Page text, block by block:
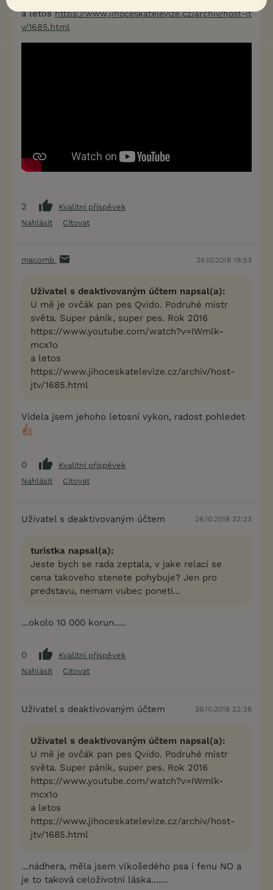
a letoshttps://www.jihoceskatelevize.cz/archiv/host-jt
v/1685.html
2
Kvalitní příspěvek
Nahlásit
Citovat
macomb 26.10.2018 19:53
Uživatel s deaktivovaným účtem napsal(a):
U mě je ovčák pan pes Qvido. Podruhé mistr
světa. Super páník, super pes. Rok 2016
https://www.youtube.com/watch?v=IWmlk-
mcx1o
a letos
https://www.jihoceskatelevize.cz/archiv/host-
jtv/1685.html
Videla jsem jehoho letosni vykon, radost pohledet
0
Kvalitní příspěvek
Nahlásit
Citovat
Uživatel s deaktivovaným účtem 26.10.2018 22:23
turistka napsal(a):
Jeste bych se rada zeptala, v jake relaci se
cena takoveho stenete pohybuje? Jen pro
predstavu, nemam vubec poneti...
...okolo 10 000 korun.....
0
Kvalitní příspěvek
Nahlásit
Citovat
Uživatel s deaktivovaným účtem 26.10.2018 22:26
Uživatel s deaktivovaným účtem napsal(a):
U mě je ovčák pan pes Qvido. Podruhé mistr
světa. Super páník, super pes. Rok 2016
https://www.youtube.com/watch?v=IWmlk-
mcx1o
a letos
https://www.jihoceskatelevize.cz/archiv/host-
jtv/1685.html
...nádhera, měla jsem vlkošedého psa i fenu NO a
je to taková celoživotní láska.......